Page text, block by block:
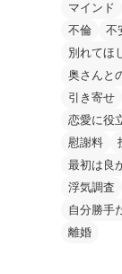
マインド
不倫
不
別れてほ
奥さんと
引き寄せ
恋愛に役
慰謝料
最初は良
浮気調査
自分勝手
離婚